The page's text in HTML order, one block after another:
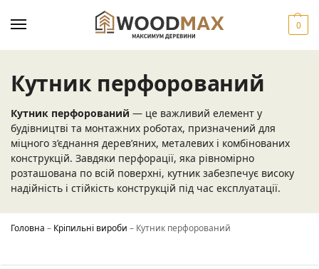
0
Кутник перфорований
Кутник перфорований — це важливий елемент у
будівництві та монтажних роботах, призначений для
міцного з’єднання дерев’яних, металевих і комбінованих
конструкцій. Завдяки перфорації, яка рівномірно
розташована по всій поверхні, кутник забезпечує високу
надійність і стійкість конструкцій під час експлуатації.
Головна – Кріпильні вироби – Кутник перфорований